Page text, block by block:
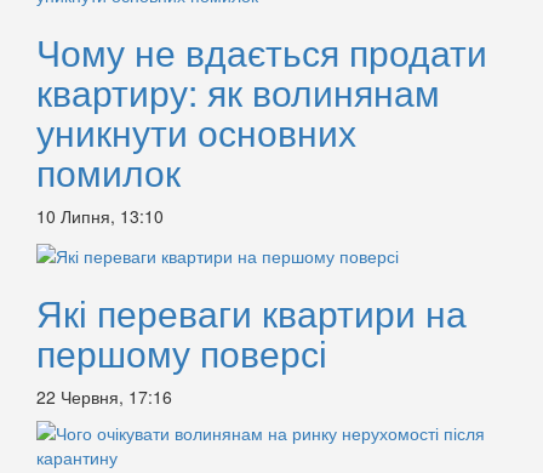
Чому не вдається продати
квартиру: як волинянам
уникнути основних
помилок
10 Липня, 13:10
Які переваги квартири на
першому поверсі
22 Червня, 17:16